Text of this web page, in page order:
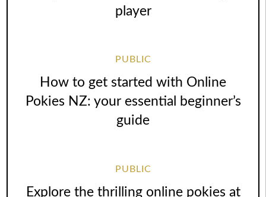
player
PUBLIC
How to get started with Online
Pokies NZ: your essential beginner’s
guide
PUBLIC
Explore the thrilling online pokies at